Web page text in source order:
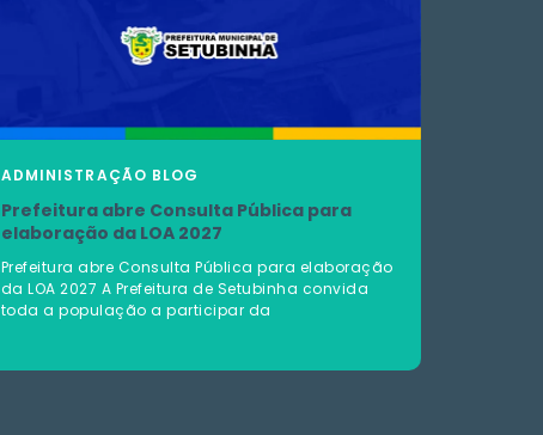
ADMINISTRAÇÃO BLOG
Prefeitura abre Consulta Pública para
elaboração da LOA 2027
Prefeitura abre Consulta Pública para elaboração
da LOA 2027 A Prefeitura de Setubinha convida
toda a população a participar da